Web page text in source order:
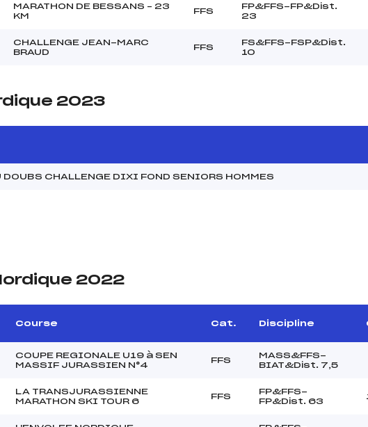
MARATHON DE BESSANS – 23
KM
FFS
FP&FFS-FP&Dist.
23
CHALLENGE JEAN-MARC
BRAUD
FFS
FS&FFS-FSP&Dist.
10
2023
DOUBS CHALLENGE DIXI FOND SENIORS HOMMES
2022
Course Cat. Discipline
COUPE REGIONALE U19 à SEN
MASSIF JURASSIEN N°4
FFS
MASS&FFS-
BIAT&Dist. 7,5
LA TRANSJURASSIENNE
MARATHON SKI TOUR 6
FFS
FP&FFS-
FP&Dist. 63